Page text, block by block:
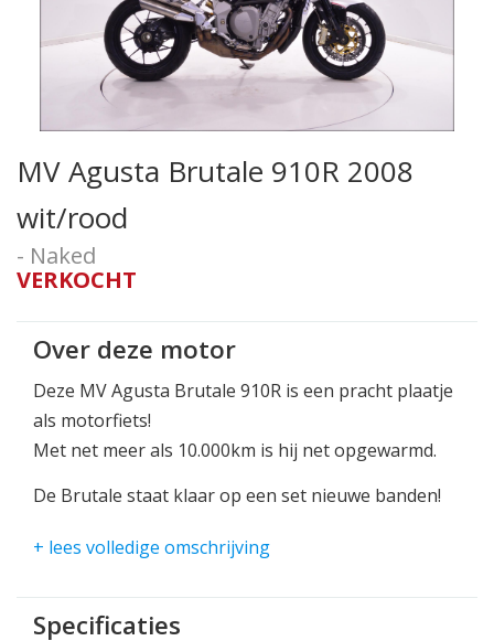
MV Agusta Brutale 910R 2008
wit/rood
- Naked
VERKOCHT
Over deze motor
Deze MV Agusta Brutale 910R is een pracht plaatje
als motorfiets!
Met net meer als 10.000km is hij net opgewarmd.
De Brutale staat klaar op een set nieuwe banden!
137pk en ruim voldoende koppel om altijd met een
Perfecte styling en perfecte rij eigenschappen, dat
+ lees volledige omschrijving
Specificaties